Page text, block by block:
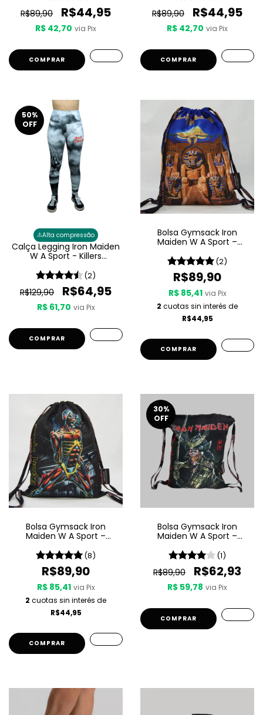
R$89,90 R$44,95
R$ 42,70 via Pix
COMPRAR
R$89,90 R$44,95
R$ 42,70 via Pix
COMPRAR
50%
OFF
⚠️Alta compressão
Calça Legging Iron Maiden
W A Sport - Killers
(2)
R$129,90 R$64,95
R$ 61,70 via Pix
COMPRAR
Bolsa Gymsack Iron
Maiden W A Sport –
(2)
R$89,90
R$ 85,41 via Pix
2 cuotas sin interés de
R$44,95
Bolsa Gymsack Iron
Maiden W A Sport –
(8)
R$89,90
R$ 85,41 via Pix
2 cuotas sin interés de
R$44,95
30%
OFF
Bolsa Gymsack Iron
Maiden W A Sport –
(1)
R$89,90 R$62,93
R$ 59,78 via Pix